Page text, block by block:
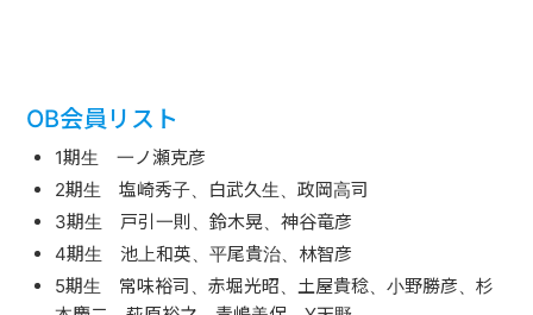
OB会員リスト
1期生 一ノ瀬克彦
2期生 塩崎秀子、白武久生、政岡高司
3期生 戸引一則、鈴木晃、神谷竜彦
4期生 池上和英、平尾貴治、林智彦
5期生 常味裕司、赤堀光昭、土屋貴稔、小野勝彦、杉